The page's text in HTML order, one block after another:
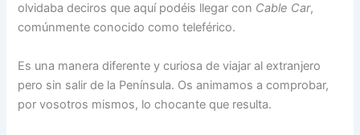
olvidaba deciros que aquí podéis llegar con Cable Car,
comúnmente conocido como teleférico.
Es una manera diferente y curiosa de viajar al extranjero
pero sin salir de la Península. Os animamos a comprobar,
por vosotros mismos, lo chocante que resulta.